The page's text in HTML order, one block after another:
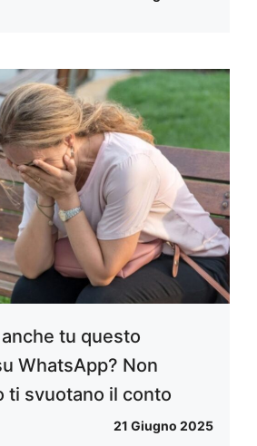
tu questo
WhatsApp? Non
ti svuotano il conto
21 Giugno 2025